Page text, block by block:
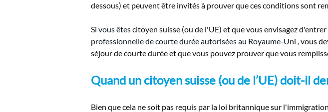
dessous) et peuvent être invités à prouver que ces conditions sont
Si vous êtescitoyen suisse (ou de l'UE) et que vous envisagez
professionnelle de courte durée autorisées au Royaume-Uni , vous
séjour de courte durée et que vous pouvez prouver que vous
Quand un citoyen suisse (ou de l’UE) doit-il
Bien que cela ne soit pas requis par la loi britannique sur